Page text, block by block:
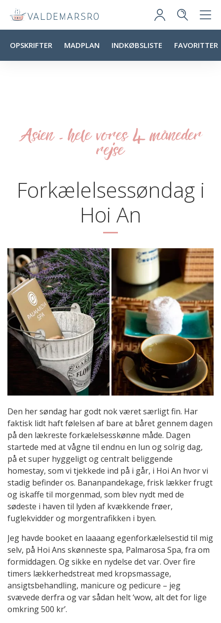
OPSKRIFTER MADPLAN INDKØBSLISTE FAVORITTER
Asien - hele vores 4 måneder
rejse
Forkælelsessøndag i
Hoi An
Den her søndag har godt nok været særligt fin. Har
faktisk lidt haft følelsen af bare at båret gennem dagen
på den lækreste forkælelsesskønne måde. Dagen
startede med at vågne til endnu en lun og solrig dag,
på et super hyggeligt og centralt beliggende
homestay, som vi tjekkede ind på i går, i Hoi An hvor vi
stadig befinder os. Bananpandekage, frisk lækker frugt
og iskaffe til morgenmad, som blev nydt med de
sødeste i haven til lyden af kvækkende frøer,
fuglekvidder og morgentrafikken i byen.
Jeg havde booket en laaaang egenforkælelsestid til mig
selv, på Hoi Ans skønneste spa, Palmarosa Spa, fra om
formiddagen. Og sikke en nydelse det var. Over fire
timers lækkerhedstreat med kropsmassage,
ansigtsbehandling, manicure og pedicure – jeg
svævede derfra og var sådan helt ‘wow, alt det for lige
omkring 500 kr’.